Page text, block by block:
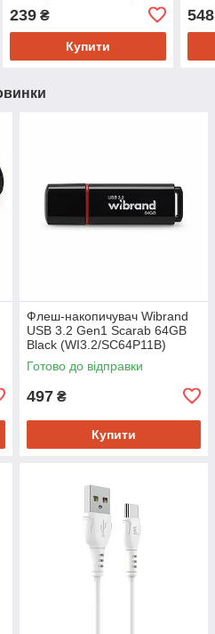
239₴
Купити
548
Флеш-накопичувач Wibrand
USB 3.2 Gen1 Scarab 64GB
Black (WI3.2/SC64P11B)
Готово до відправки
497 ₴
Купити